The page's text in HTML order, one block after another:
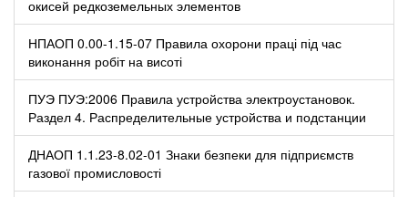
окисей редкоземельных элементов
НПАОП 0.00-1.15-07 Правила охорони праці під час
виконання робіт на висоті
ПУЭ ПУЭ:2006 Правила устройства электроустановок.
Раздел 4. Распределительные устройства и подстанции
ДНАОП 1.1.23-8.02-01 Знаки безпеки для підприємств
газової промисловості